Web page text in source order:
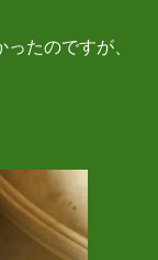
たのですが、